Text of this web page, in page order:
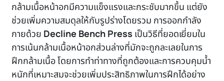
กล้ามเนื้อหน้าอกมีความแข็งแรงและกระชับมากขึ้น แต่ยัง
ช่วยเพิ่มความสมดุลให้กับรูปร่างโดยรวม การออกกำลัง
กายด้วย Decline Bench Press เป็นวิธีที่ยอดเยี่ยมใน
การเน้นกล้ามเนื้อหน้าอกส่วนล่างที่มักจะถูกละเลยในการ
ฝึกกล้ามเนื้อ โดยการทำท่าทางที่ถูกต้องและการควบคุมน้ำ
หนักที่เหมาะสมจะช่วยเพิ่มประสิทธิภาพในการฝึกได้อย่าง